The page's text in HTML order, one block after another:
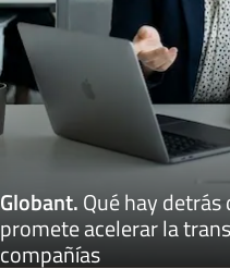
Globant.Qué hay
promete acelerar la
compañías